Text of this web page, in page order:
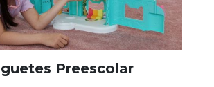
Preescolar